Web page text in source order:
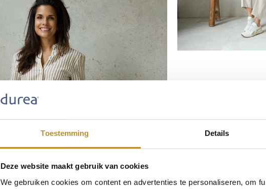
Toestemming Details
Deze website maakt gebruik van cookies
We gebruiken cookies om content en advertenties te personaliseren, om